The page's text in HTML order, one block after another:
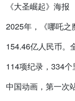
《大圣崛起》海报
2025年，《哪吒之
154.46亿人民币。
114项纪录，334
中国动画，第一次